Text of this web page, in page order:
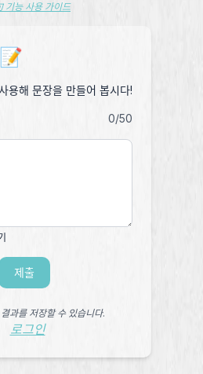
기능 사용 가이드
용해 문장을 만들어 봅시다!
0/50
제출
과를 저장할 수 있습니다.
로그인